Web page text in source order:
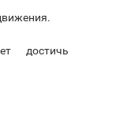
достичь